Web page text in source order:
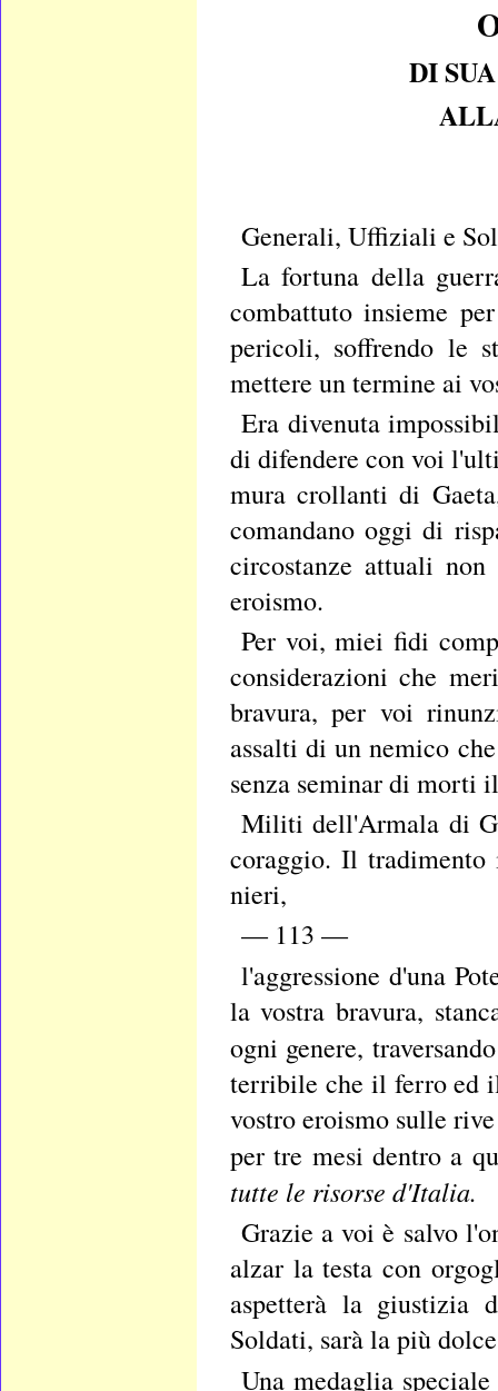
DI
Generali, Uffiziali e
La fortuna della
combattuto insieme
pericoli, soffrendo le
mettere un termine ai
Era divenuta
di difendere con voi
mura crollanti di
comandano oggi di
circostanze attuali
eroismo.
Per voi, miei fidi
considerazioni che
bravura, per voi
assalti di un nemico
senza seminar di morti
Militi dell'Armala di
coraggio. Il
nieri,
— 113 —
l'aggressione d'una
la vostra bravura,
ogni genere,
terribile che il ferro ed
vostro eroismo sulle
per tre mesi dentro a
tutte le risorse d'Italia.
Grazie a voi è salvo
alzar la testa con
aspetterà la giustizia
Soldati, sarà la più
Una medaglia